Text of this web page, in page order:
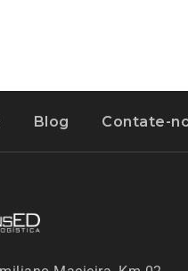
Blog Contate-